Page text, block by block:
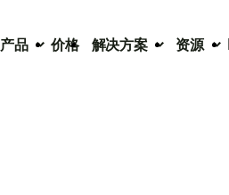
产品 价格 解决方案 资源